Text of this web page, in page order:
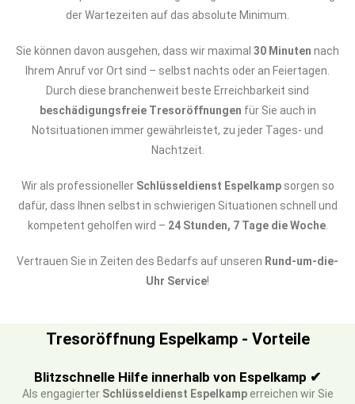
der Wartezeiten auf das absolute Minimum.
Sie können davon ausgehen, dass wir maximal 30 Minuten nach
Ihrem Anruf vor Ort sind – selbst nachts oder an Feiertagen.
Durch diese branchenweit beste Erreichbarkeit sind
beschädigungsfreie Tresoröffnungen für Sie auch in
Notsituationen immer gewährleistet, zu jeder Tages- und
Nachtzeit.
Wir als professioneller Schlüsseldienst Espelkampsorgen so
dafür, dass Ihnen selbst in schwierigen Situationen schnell und
kompetent geholfen wird – 24 Stunden, 7 Tage die Woche.
Vertrauen Sie in Zeiten des Bedarfs auf unseren Rund-um-die-
Uhr Service!
Tresoröffnung Espelkamp - Vorteile
Blitzschnelle Hilfe innerhalb von Espelkamp ✔
Als engagierter Schlüsseldienst Espelkamperreichen wir Sie